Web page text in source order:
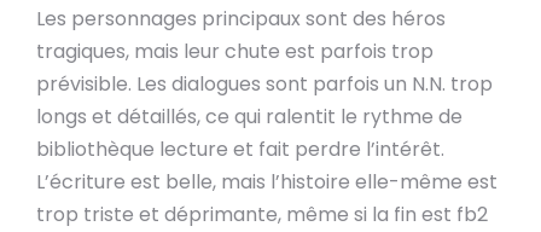
Les personnages principaux sont des héros
tragiques, mais leur chute est parfois trop
prévisible. Les dialogues sont parfois un N.N. trop
longs et détaillés, ce qui ralentit le rythme de
bibliothèque lecture et fait perdre l’intérêt.
L’écriture est belle, mais l’histoire elle-même est
trop triste et déprimante, même si la fin est fb2